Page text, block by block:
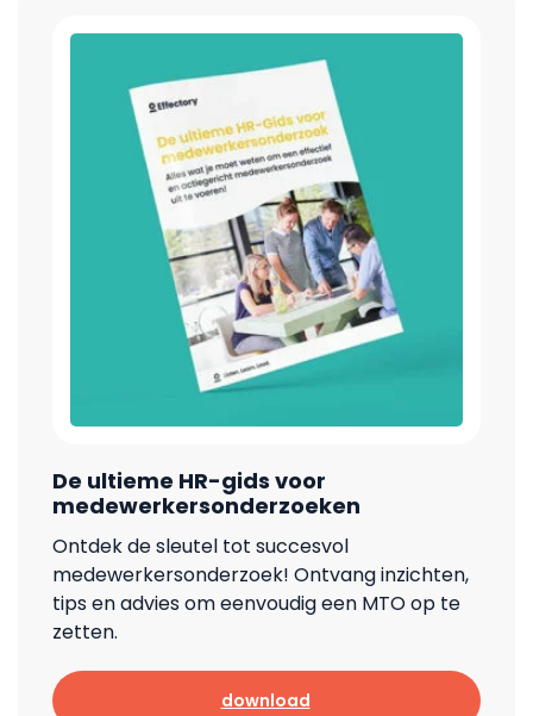
De ultieme HR-gids voor
medewerkersonderzoeken
Ontdek de sleutel tot succesvol
medewerkersonderzoek! Ontvang inzichten,
tips en advies om eenvoudig een MTO op te
zetten.
download